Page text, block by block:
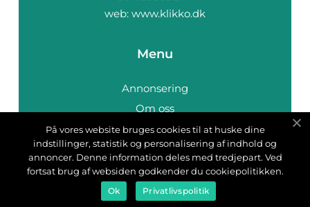
web: www.klikko.dk
Menu
Annonsering
Om oss
Cookies
Kontakta oss
Sitemap
På vores website bruges cookies til at huske dine
indstillinger, statistik og personalisering af indhold og
annoncer. Denne information deles med tredjepart. Ved
fortsat brug af websiden godkender du cookiepolitikken.
Ok Privatlivspolitik